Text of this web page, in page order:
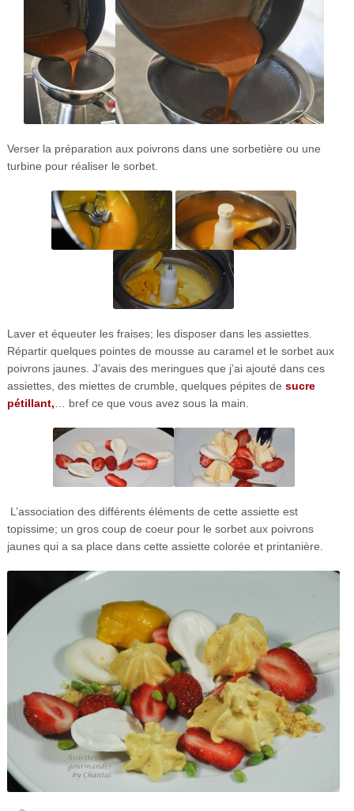
Verser la préparation aux poivrons dans une sorbetière ou une
turbine pour réaliser le sorbet.
Laver et équeuter les fraises; les disposer dans les assiettes.
Répartir quelques pointes de mousse au caramel et le sorbet aux
poivrons jaunes. J’avais des meringues que j’ai ajouté dans ces
assiettes, des miettes de crumble, quelques pépites de sucre
pétillant, … bref ce que vous avez sous la main.
L’association des différents éléments de cette assiette est
topissime; un gros coup de coeur pour le sorbet aux poivrons
jaunes qui a sa place dans cette assiette colorée et printanière.